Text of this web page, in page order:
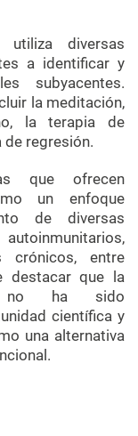
utiliza diversas
a identificar y
subyacentes.
la meditación,
la terapia de
regresión.
que ofrecen
un enfoque
de diversas
crónicos, entre
destacar que la
no ha sido
científica y
una alternativa